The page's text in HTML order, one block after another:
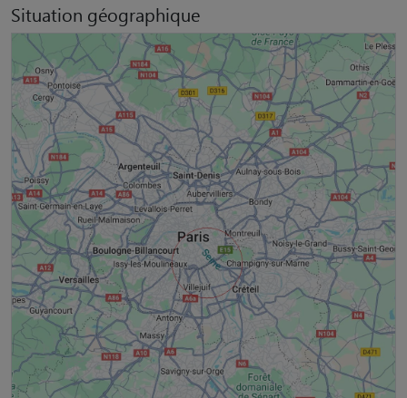
Situation géographique